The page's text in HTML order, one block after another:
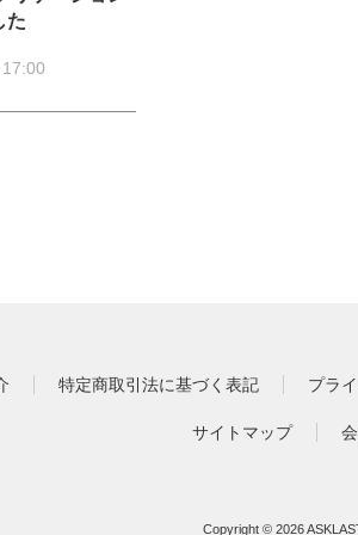
た
特定商取引法に基づく表記 プラ
サイトマップ
Copyright © 2026